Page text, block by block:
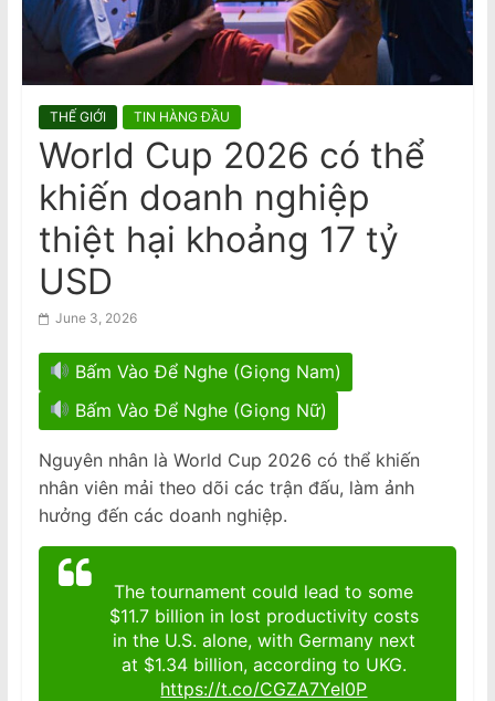
a
m
s
e
N
e
w
p
p
e
r
AVRNC: Phản Đối Tổng Bí Thư Kiêm
Chủ Tịch Nhà Nước CSVN Tô Lâm
Đến Úc Châu
THẾ GIỚI TIN HÀNG ĐẦU
World Cup 2026 có thể
khiến doanh nghiệp
thiệt hại khoảng 17 tỷ
USD
June 3, 2026
Bấm Vào Để Nghe (Giọng Nam)
Bấm Vào Để Nghe (Giọng Nữ)
Nguyên nhân là World Cup 2026 có thể khiến
nhân viên mải theo dõi các trận đấu, làm ảnh
hưởng đến các doanh nghiệp.
The tournament could lead to some
$11.7 billion in lost productivity costs
in the ⁠U.S. alone, with Germany next
at $1.34 billion, according to UKG.
https://t.co/CGZA7YeI0P